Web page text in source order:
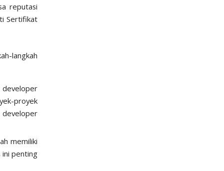
reputasi
Sertifikat
langkah
proyek
memiliki
ini penting